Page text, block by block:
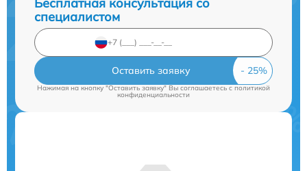
специалистом
Оставить заявку
Нажимая на кнопку "Оставить заявку" Вы соглашаетесь cполитикой
конфиденциальности